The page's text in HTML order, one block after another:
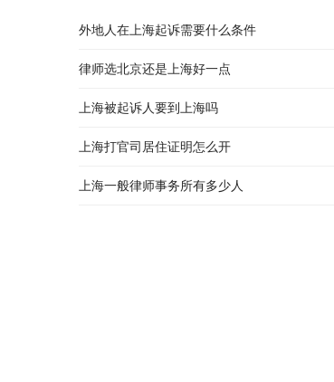
外地人在上海起诉需要什么条件
律师选北京还是上海好一点
上海被起诉人要到上海吗
上海打官司居住证明怎么开
上海一般律师事务所有多少人